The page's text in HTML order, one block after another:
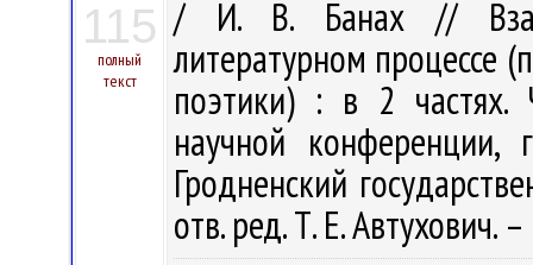
115
полный
текст
/ И. В. Банах //
литературном процессе
поэтики) : в 2
научной
Гродненский
отв. ред. Т. Е. Автухович.